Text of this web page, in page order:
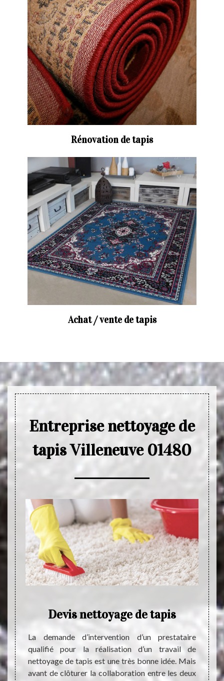
Rénovation de tapis
Achat / vente de tapis
Entreprise nettoyage de
tapis Villeneuve 01480
dans
Devis nettoyage de tapis
La demande d’intervention d’un prestataire
qualifié pour la réalisation d’un travail de
nettoyage de tapis est une très bonne idée. Mais
avant de clôturer la collaboration entre les deux
Le